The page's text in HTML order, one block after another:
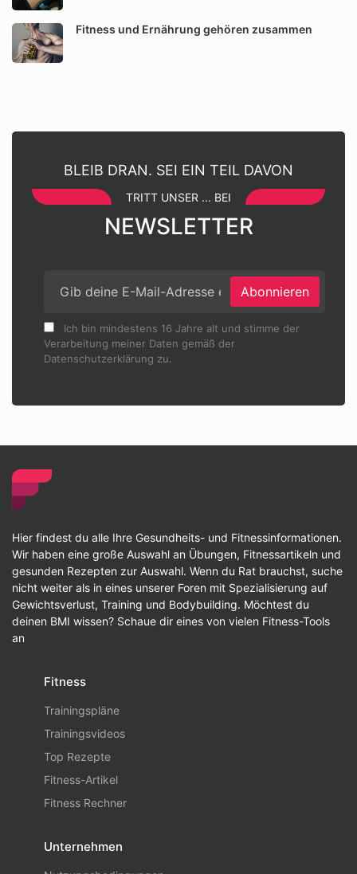
Fitness und Ernährung gehören zusammen
BLEIB DRAN. SEI EIN TEIL DAVON
TRITT UNSER ... BEI
NEWSLETTER
Abonnieren
Ich bin mindestens 16 Jahre alt und stimme der
Verarbeitung meiner Daten gemäß der
Datenschutzerklärung zu.
Hier findest du alle Ihre Gesundheits- und Fitnessinformationen.
Wir haben eine große Auswahl an Übungen, Fitnessartikeln und
gesunden Rezepten zur Auswahl. Wenn du Rat brauchst, suche
nicht weiter als in eines unserer Foren mit Spezialisierung auf
Gewichtsverlust, Training und Bodybuilding. Möchtest du
deinen BMI wissen? Schaue dir eines von vielen Fitness-Tools
an
Fitness
Trainingspläne
Trainingsvideos
Top Rezepte
Fitness-Artikel
Fitness Rechner
Unternehmen